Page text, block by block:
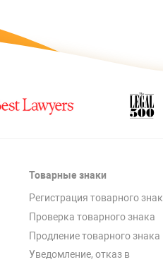
Товарные знаки
Регистрация товарного
Проверка товарного знака
Продление товарного знака
Уведомление, отказ в